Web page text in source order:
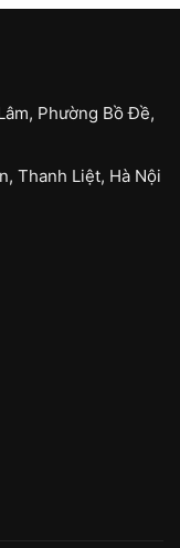
Phường Bồ Đề,
Thanh Liệt, Hà Nội